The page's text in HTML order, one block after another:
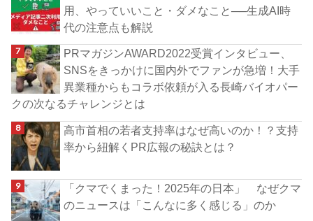
用、やっていいこと・ダメなこと──生成AI時
代の注意点も解説
PRマガジンAWARD2022受賞インタビュー、
SNSをきっかけに国内外でファンが急増！大手
異業種からもコラボ依頼が入る長崎バイオパー
クの次なるチャレンジとは
高市首相の若者支持率はなぜ高いのか！？支持
率から紐解くPR広報の秘訣とは？
「クマでくまった！2025年の日本」 なぜクマ
のニュースは「こんなに多く感じる」のか